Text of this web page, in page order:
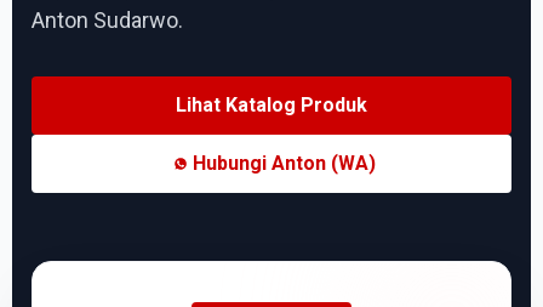
Anton Sudarwo.
Lihat Katalog Produk
Hubungi Anton (WA)